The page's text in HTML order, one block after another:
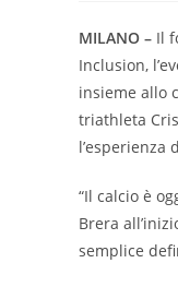
MILANO – Il
Inclusion,
insieme allo
triathleta
l’esperienza
“Il calcio è
Brera
semplice